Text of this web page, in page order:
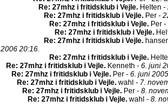
Re: 27mhz i fritidsklub i Vejle. Helten -
Re: 27mhz i fritidsklub i Vejle. Per -
Re: 27mhz i fritidsklub i Vejle. Per -
Re: 27mhz i fritidsklub i Vejle.
Re: 27mhz i fritidsklub i Vejle.
2006 20:16.
Re: 27mhz i fritidsklub i Vejle.
Re: 27mhz i fritidsklub i Vejle. Kenneth - 6. juni
Re: 27mhz i fritidsklub i Vejle. Per - 6. juni
Re: 27mhz i fritidsklub i Vejle. wahl - 7.
Re: 27mhz i fritidsklub i Vejle. Per - 8.
Re: 27mhz i fritidsklub i Vejle. wahl - 8.